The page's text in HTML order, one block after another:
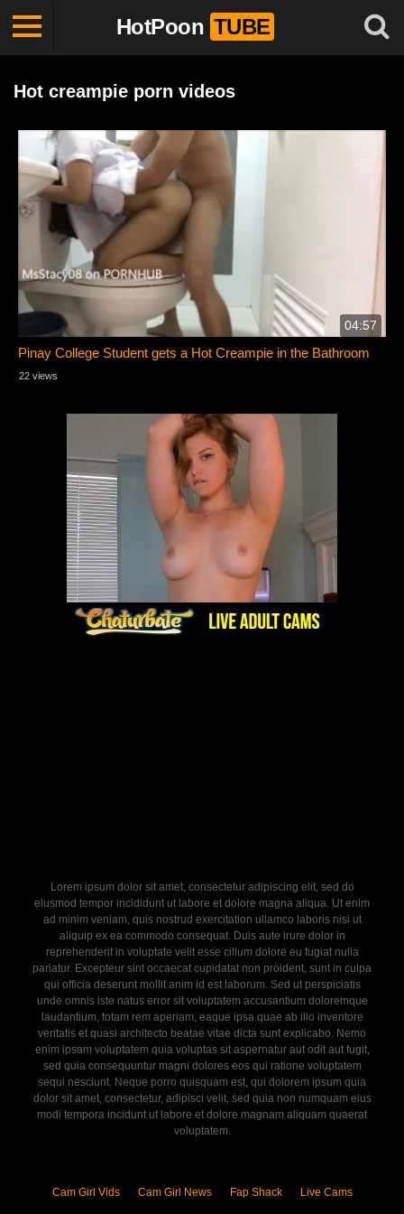
HotPoon TUBE
Hot creampie porn videos
04:57
Pinay College Student gets a Hot Creampie in the Bathroom
22 views
Lorem ipsum dolor sit amet, consectetur adipiscing elit, sed do
eiusmod tempor incididunt ut labore et dolore magna aliqua. Ut enim
ad minim veniam, quis nostrud exercitation ullamco laboris nisi ut
aliquip ex ea commodo consequat. Duis aute irure dolor in
reprehenderit in voluptate velit esse cillum dolore eu fugiat nulla
pariatur. Excepteur sint occaecat cupidatat non proident, sunt in culpa
qui officia deserunt mollit anim id est laborum. Sed ut perspiciatis
unde omnis iste natus error sit voluptatem accusantium doloremque
laudantium, totam rem aperiam, eaque ipsa quae ab illo inventore
veritatis et quasi architecto beatae vitae dicta sunt explicabo. Nemo
enim ipsam voluptatem quia voluptas sit aspernatur aut odit aut fugit,
sed quia consequuntur magni dolores eos qui ratione voluptatem
sequi nesciunt. Neque porro quisquam est, qui dolorem ipsum quia
dolor sit amet, consectetur, adipisci velit, sed quia non numquam eius
modi tempora incidunt ut labore et dolore magnam aliquam quaerat
voluptatem.
Cam Girl Vids Cam Girl News Fap Shack Live Cams